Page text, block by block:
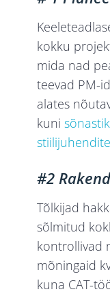
kokku
mida nad
teevad PM-
alates
kuni
stiilijuhendite
#2
Tõlkijad
sõlmitud
kontrollivad
mõningaid
kuna CAT-